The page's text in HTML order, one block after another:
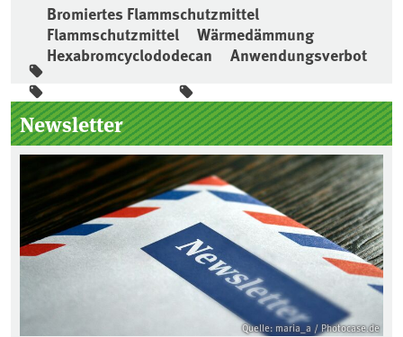
Bromiertes Flammschutzmittel
Flammschutzmittel
Wärmedämmung
Hexabromcyclododecan
Anwendungsverbot
Seitenleiste
Newsletter
Quelle: maria_a / Photocase.de